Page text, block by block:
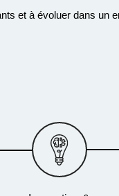
et à évoluer dans un